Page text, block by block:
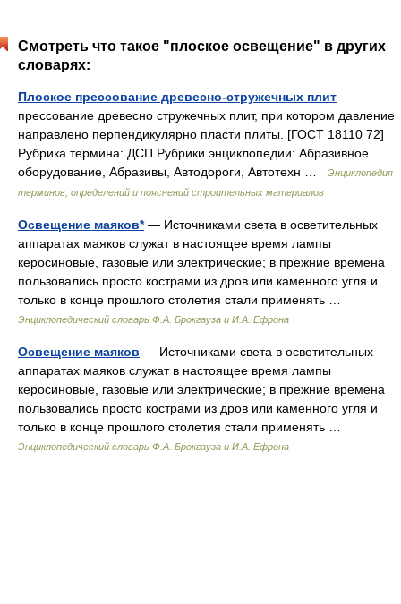
Смотреть что такое "плоское освещение" в других
словарях:
Плоское прессование древесно-стружечных плит — –
прессование древесно стружечных плит, при котором давление
направлено перпендикулярно пласти плиты. [ГОСТ 18110 72]
Рубрика термина: ДСП Рубрики энциклопедии: Абразивное
оборудование, Абразивы, Автодороги, Автотехн …
Энциклопедия
терминов, определений и пояснений строительных материалов
Освещение маяков*— Источниками света в осветительных
аппаратах маяков служат в настоящее время лампы
керосиновые, газовые или электрические; в прежние времена
пользовались просто кострами из дров или каменного угля и
только в конце прошлого столетия стали применять …
Энциклопедический словарь Ф.А. Брокгауза и И.А. Ефрона
Освещение маяков — Источниками света в осветительных
аппаратах маяков служат в настоящее время лампы
керосиновые, газовые или электрические; в прежние времена
пользовались просто кострами из дров или каменного угля и
только в конце прошлого столетия стали применять …
Энциклопедический словарь Ф.А. Брокгауза и И.А. Ефрона